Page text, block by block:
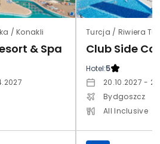
/ Konakli
& Spa
Turcja / Riwiera
Club Side
Hotel:5
20.10.2027 -
Bydgoszcz
All Inclusive